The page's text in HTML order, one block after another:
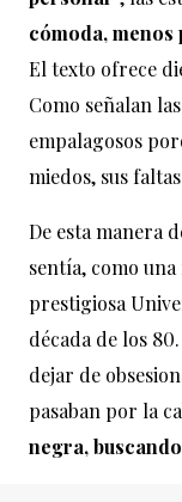
cómoda,
El texto ofrece
Como señalan
empalagosos
miedos, sus
De esta manera
sentía, como
prestigiosa
década de los
dejar de
pasaban por la
negra,